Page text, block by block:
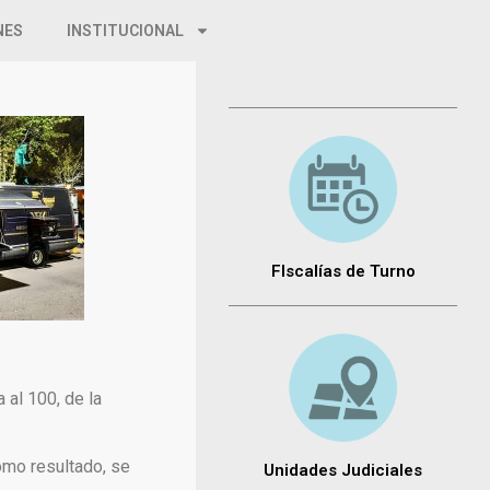
INSTITUCIONAL
al 100, de la
resultado, se
FIscalías de Turno
Unidades Judiciales